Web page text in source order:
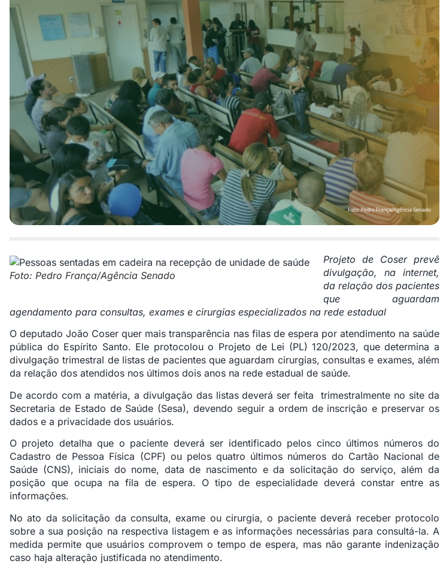
Foto: Pedro França/Agência Senado
Projeto de Coser prevê
divulgação, na internet,
da relação dos pacientes
que aguardam
agendamento para consultas, exames e cirurgias especializados na rede estadual
O deputado João Coser quer mais transparência nas filas de espera por atendimento na saúde
pública do Espírito Santo. Ele protocolou o Projeto de Lei (PL) 120/2023, que determina a
divulgação trimestral de listas de pacientes que aguardam cirurgias, consultas e exames, além
da relação dos atendidos nos últimos dois anos na rede estadual de saúde.
De acordo com a matéria, a divulgação das listas deverá ser feita trimestralmente no site da
Secretaria de Estado de Saúde (Sesa), devendo seguir a ordem de inscrição e preservar os
dados e a privacidade dos usuários.
O projeto detalha que o paciente deverá ser identificado pelos cinco últimos números do
Cadastro de Pessoa Física (CPF) ou pelos quatro últimos números do Cartão Nacional de
Saúde (CNS), iniciais do nome, data de nascimento e da solicitação do serviço, além da
posição que ocupa na fila de espera. O tipo de especialidade deverá constar entre as
informações.
No ato da solicitação da consulta, exame ou cirurgia, o paciente deverá receber protocolo
sobre a sua posição na respectiva listagem e as informações necessárias para consultá-la. A
medida permite que usuários comprovem o tempo de espera, mas não garante indenização
caso haja alteração justificada no atendimento.